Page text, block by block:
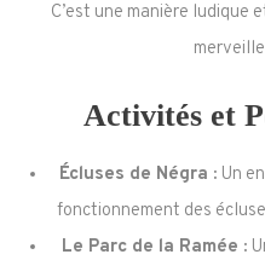
C’est une manière
Activités et
Écluses de Négra : Un
fonctionnement des
Le Parc de la Ramée :